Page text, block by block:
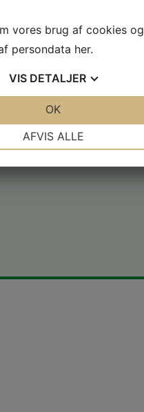
vores brug af cookies og
persondata her.
VIS DETALJER
AFVIS ALLE
OK